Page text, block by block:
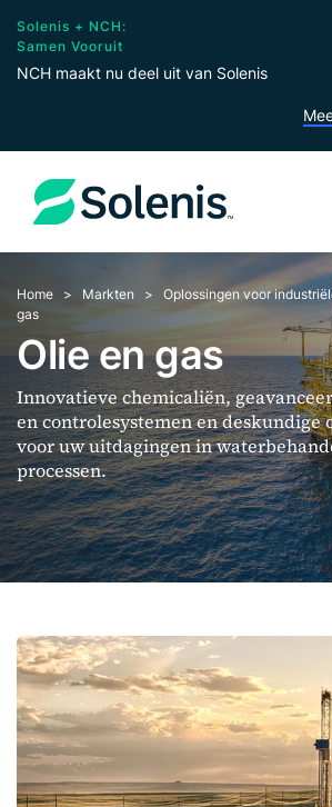
Solenis + NCH:
Samen Vooruit
NCH maakt nu deel uit van Solenis
Home Markten Oplossingen voor
gas
Olie en gas
Innovatieve chemicaliën,
en controlesystemen en deskundige
voor uw uitdagingen in
processen.